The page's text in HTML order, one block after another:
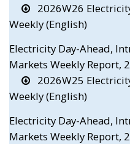
2026W26
Weekly (English)
Electricity Day-Ahead,
Markets Weekly Report,
2026W25
Weekly (English)
Electricity Day-Ahead,
Markets Weekly Report,